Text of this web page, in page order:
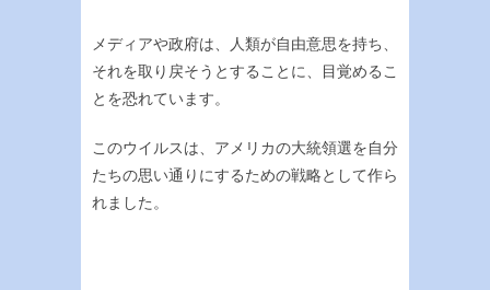
メディアや政府は、人類が自由意思を持ち、
それを取り戻そうとすることに、目覚めるこ
とを恐れています。
このウイルスは、アメリカの大統領選を自分
たちの思い通りにするための戦略として作ら
れました。